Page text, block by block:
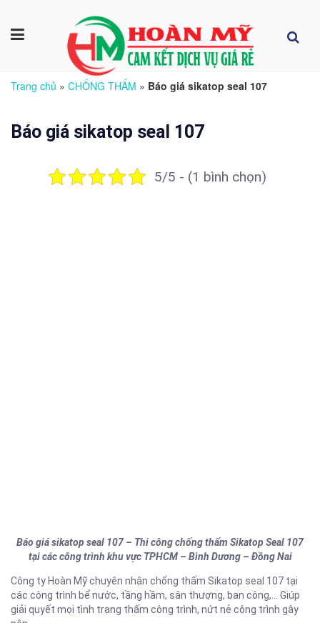
Trang chủ » CHỐNG THẤM » Báo giá sikatop seal 107
Báo giá sikatop seal 107
5/5 - (1 bình chọn)
Báo giá sikatop seal 107 – Thi công chống thấm Sikatop Seal 107
tại các công trình khu vực TPHCM – Bình Dương – Đồng Nai
Công ty Hoàn Mỹ chuyên nhận chống thấm Sikatop seal 107 tại
các công trình bể nước, tầng hầm, sân thượng, ban công,… Giúp
giải quyết mọi tình trạng thấm công trình, nứt nẻ công trình gây